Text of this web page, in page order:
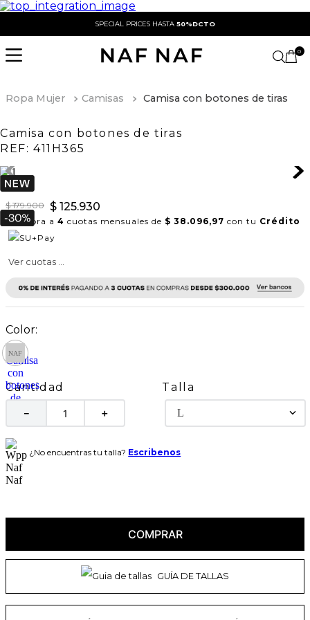
SPECIAL PRICES HASTA 50%DCTO
0
Ropa Mujer Camisas Camisa con botones de tiras
Camisa con botones de tiras
REF: 411H365
$ 179.900 $ 125.930
Compra a 4 cuotas mensuales de $ 38.096,97 con tu Crédito
Ver cuotas ...
Cantidad
＋
－
Talla
L
¿No encuentras tu talla? Escribenos
COMPRAR
GUÍA DE TALLAS